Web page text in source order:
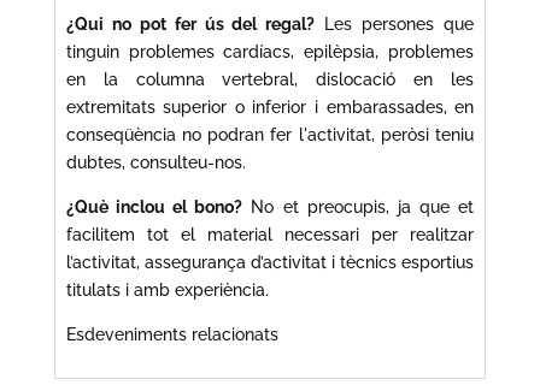
¿Qui no pot fer ús del regal? Les persones que
tinguin problemes cardíacs, epilèpsia, problemes
en la columna vertebral, dislocació en les
extremitats superior o inferior i embarassades, en
conseqüència no podran fer l'activitat, peròsi teniu
dubtes, consulteu-nos.
¿Què inclou el bono? No et preocupis, ja que et
facilitem tot el material necessari per realitzar
l’activitat, assegurança d’activitat i tècnics esportius
titulats i amb experiència.
Esdeveniments relacionats